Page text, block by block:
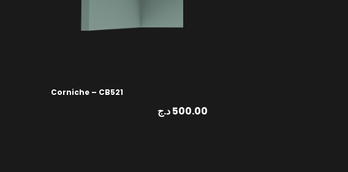
Corniche – CB521
500.00د.ج